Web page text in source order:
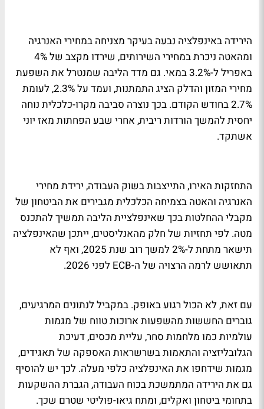
הירידה באינפלציה נבעה בעיקר מצניחה במחירי האנרגיה
ומהאטה ניכרת במחירי השירותים, שירדו מקצב של 4%
באפריל ל-3.2% במאי. גם מדד הליבה שמנטרל את השפעת
מחירי המזון והדלק הציג התמתנות, ועמד על 2.3%, לעומת
2.7% בחודש הקודם. בכך נוצרה סביבה מקרו-כלכלית נוחה
יחסית להמשך הורדות ריבית, אחרי שבע הפחתות מאז יוני
אשתקד.
התחזקות האירו, התייצבות בשוק העבודה, ירידת מחירי
האנרגיה והאטה בצמיחה הכלכלית מגבירים את הביטחון של
מקבלי ההחלטות בכך שאינפלציית הליבה תמשיך להתכנס
מטה. לפי תחזיות של חלק מהאנליסטים, ייתכן שהאינפלציה
תישאר מתחת ל-2% למשך רוב שנת 2025, ואף לא
תתאושש לרמה הרצויה של ה-ECB לפני 2026.
עם זאת, לא הכול רגוע באופק. במקביל לנתונים המרגיעים,
גוברים החששות מהשפעות ארוכות טווח של מגמות
עולמיות כמו מלחמות סחר, עליית מכסים, דעיכת
הגלובליזציה והתאמות בשרשראות האספקה של תאגידים,
מגמות שידחפו את האינפלציה כלפי מעלה. לכך יש להוסיף
גם את הירידה המתמשכת בכוח העבודה, הגברת ההשקעות
בתחומי ביטחון ואקלים, ומתח גיאו-פוליטי שטרם שכך.